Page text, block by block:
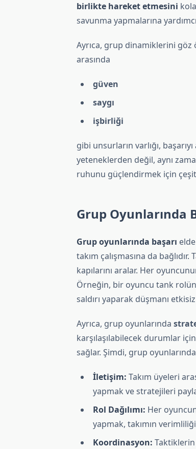
birlikte hareket etmesini
savunma yapmalarına
Ayrıca, grup dinamiklerini göz
arasında
güven
saygı
işbirliği
gibi unsurların varlığı,
yeteneklerden değil, aynı
ruhunu güçlendirmek için
Grup Oyunlarında
Grup oyunlarında başarı
takım çalışmasına da bağlıdır.
kapılarını aralar. Her
Örneğin, bir oyuncu tank
saldırı yaparak düşmanı
Ayrıca, grup oyunlarında
karşılaşılabilecek durumlar
sağlar. Şimdi, grup
İletişim: Takım üyeleri
yapmak ve stratejileri
Rol Dağılımı: Her
yapmak, takımın
Koordinasyon: Taktiklerin